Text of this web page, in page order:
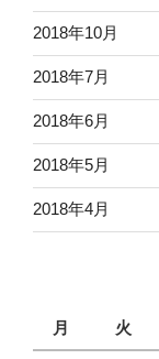
2018年10月
2018年7月
2018年6月
2018年5月
2018年4月
月
火